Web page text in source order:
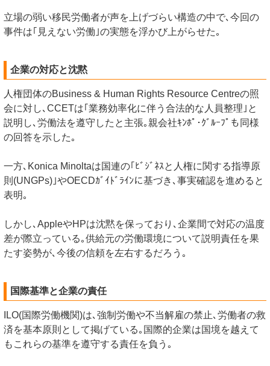
立場の弱い移民労働者が声を上げづらい構造の中で､今回の
事件は｢見えない労働｣の実態を浮かび上がらせた｡
企業の対応と沈黙
人権団体のBusiness & Human Rights Resource Centreの照
会に対し､CCETは｢業務効率化に伴う合法的な人員整理｣と
説明し､労働法を遵守したと主張｡親会社ｷﾝﾎﾟ･ｸﾞﾙｰﾌﾟも同様
の回答を示した｡
一方､Konica Minoltaは国連の｢ﾋﾞｼﾞﾈｽと人権に関する指導原
則(UNGPs)｣やOECDｶﾞｲﾄﾞﾗｲﾝに基づき､事実確認を進めると
表明｡
しかし､AppleやHPは沈黙を保っており､企業間で対応の温度
差が際立っている｡供給元の労働環境について説明責任を果
たす姿勢が､今後の信頼を左右するだろう｡
国際基準と企業の責任
ILO(国際労働機関)は､強制労働や不当解雇の禁止､労働者の救
済を基本原則として掲げている｡国際的企業は国境を越えて
もこれらの基準を遵守する責任を負う｡